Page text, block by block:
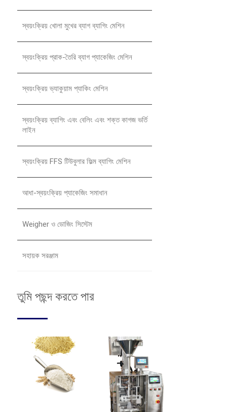
স্বয়ংক্রিয় খোলা মুখের ব্যাগ ব্যাগিং মেশিন
স্বয়ংক্রিয় প্রাক-তৈরি ব্যাগ প্যাকেজিং মেশিন
স্বয়ংক্রিয় ভ্যাকুয়াম প্যাকিং মেশিন
স্বয়ংক্রিয় ব্যাগিং এবং বেলিং এবং শক্ত কাগজ ভর্তি
লাইন
স্বয়ংক্রিয় FFS টিউবুলার ফিল্ম ব্যাগিং মেশিন
আধা-স্বয়ংক্রিয় প্যাকেজিং সমাধান
Weigher ও ডোজিং সিস্টেম
সহায়ক সরঞ্জাম
তুমি পছন্দ করতে পার